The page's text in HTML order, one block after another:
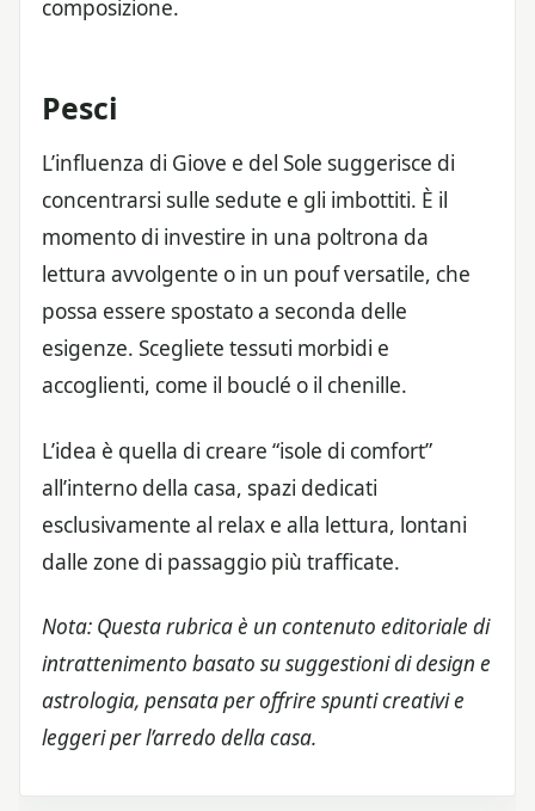
composizione.
Pesci
L’influenza di Giove e del Sole suggerisce di
concentrarsi sulle sedute e gli imbottiti. È il
momento di investire in una poltrona da
lettura avvolgente o in un pouf versatile, che
possa essere spostato a seconda delle
esigenze. Scegliete tessuti morbidi e
accoglienti, come il bouclé o il chenille.
L’idea è quella di creare “isole di comfort”
all’interno della casa, spazi dedicati
esclusivamente al relax e alla lettura, lontani
dalle zone di passaggio più trafficate.
Nota: Questa rubrica è un contenuto editoriale di
intrattenimento basato su suggestioni di design e
astrologia, pensata per offrire spunti creativi e
leggeri per l’arredo della casa.